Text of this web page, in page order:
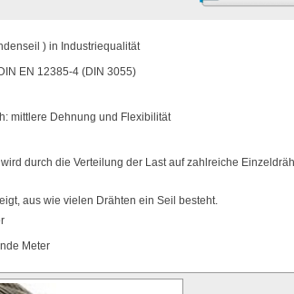
) in Industriequalität
EN 12385-4 (DIN 3055)
mittlere Dehnung und Flexibilität
durch die Verteilung der Last auf zahlreiche
aus wie vielen Drähten ein Seil besteht.
Meter